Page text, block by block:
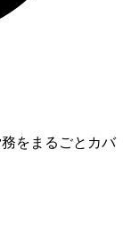
をまるごとカバ